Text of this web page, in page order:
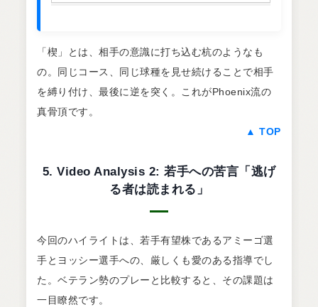
「楔」とは、相手の意識に打ち込む杭のようなも
の。同じコース、同じ球種を見せ続けることで相手
を縛り付け、最後に逆を突く。これがPhoenix流の
真骨頂です。
▲ TOP
5. Video Analysis 2: 若手への苦言「逃げ
る者は読まれる」
今回のハイライトは、若手有望株であるアミーゴ選
手とヨッシー選手への、厳しくも愛のある指導でし
た。ベテラン勢のプレーと比較すると、その課題は
一目瞭然です。